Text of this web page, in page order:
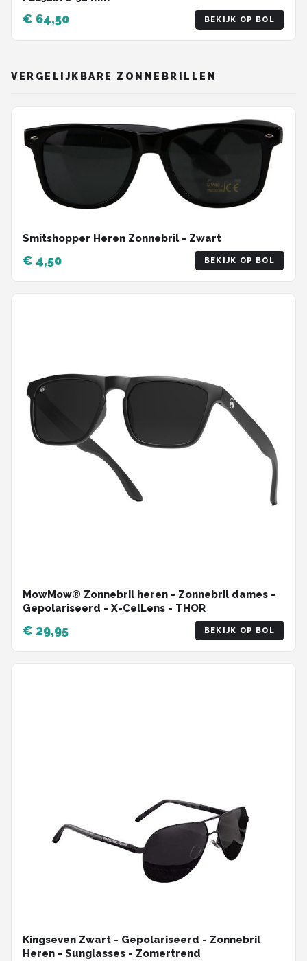
€ 64,50 BEKIJK OP BOL
VERGELIJKBARE ZONNEBRILLEN
Smitshopper Heren Zonnebril - Zwart
€ 4,50 BEKIJK OP BOL
MowMow® Zonnebril heren - Zonnebril dames -
Gepolariseerd - X-CelLens - THOR
€ 29,95 BEKIJK OP BOL
Kingseven Zwart - Gepolariseerd - Zonnebril
Heren - Sunglasses - Zomertrend